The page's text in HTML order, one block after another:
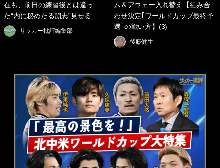
在も、前日の練習後とは違っ
た“内に秘めたる闘志”見せる
サッカー批評編集部
ム＆アウェー入れ替え【組み合
わせ決定｢ワールドカップ最終予
選｣の戦い方】(3)
後藤健生